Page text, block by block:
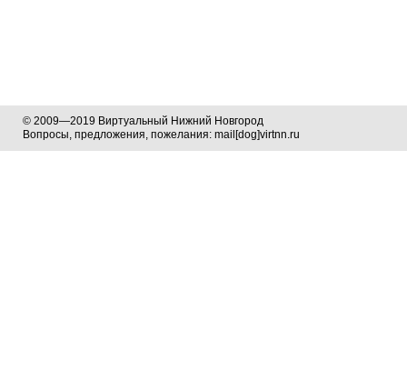
© 2009—2019 Виртуальный Нижний Новгород
Вопросы, предложения, пожелания: mail[dog]virtnn.ru